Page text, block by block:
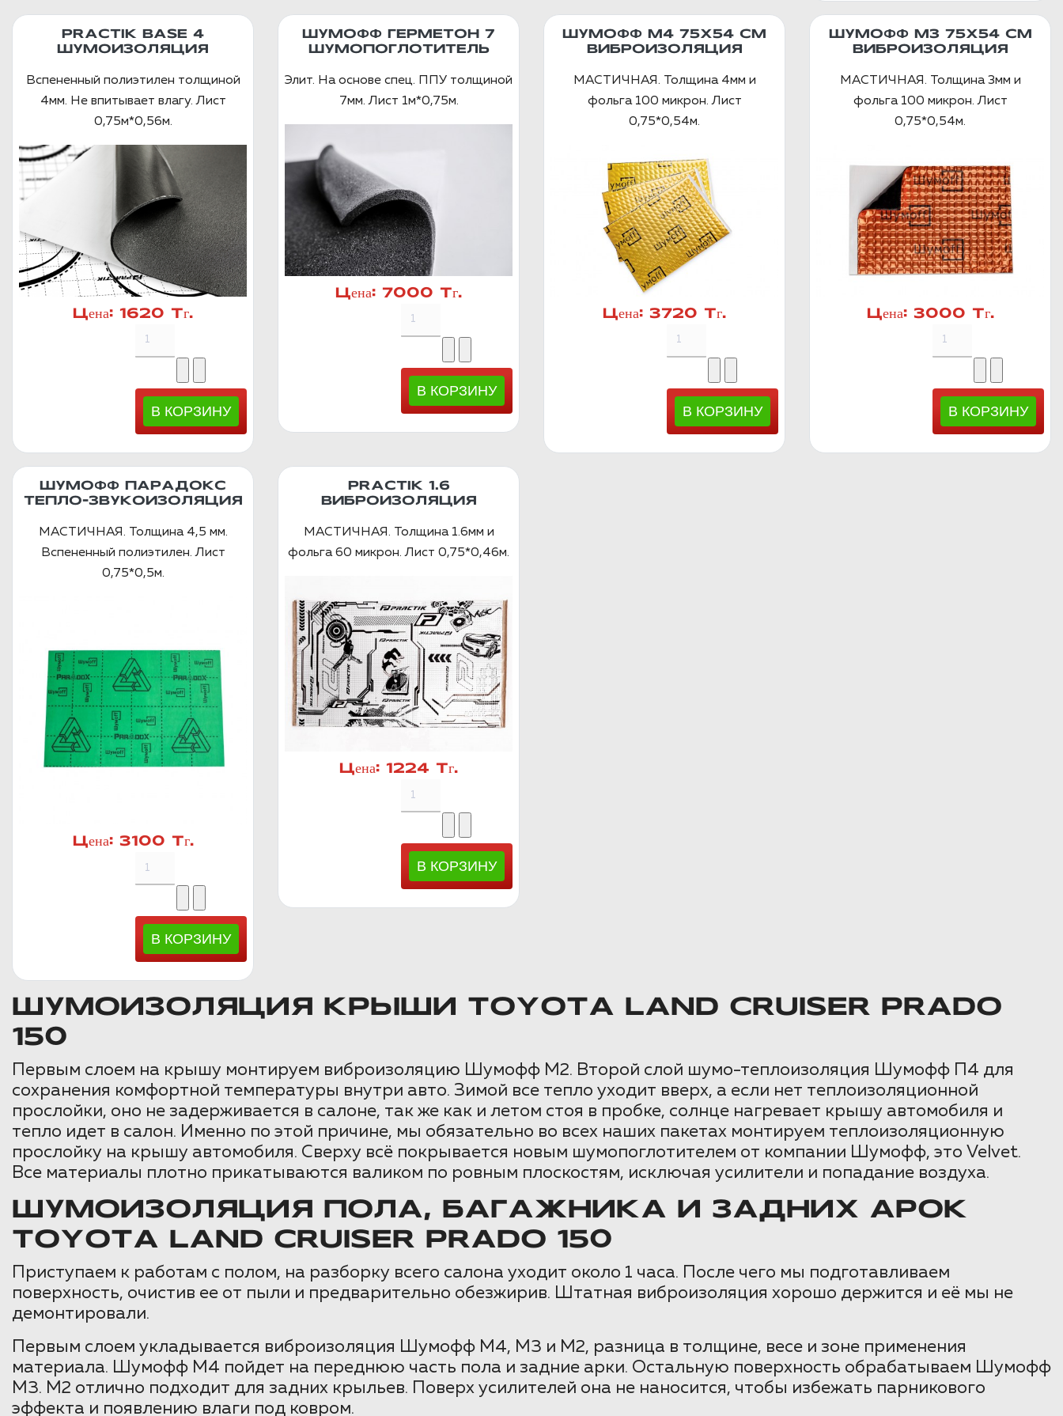
PRACTIK BASE 4
ШУМОИЗОЛЯЦИЯ
Вспененный полиэтилен толщиной
4мм. Не впитывает влагу. Лист
0,75м*0,56м.
Цена: 1620 Тг.
ШУМОФФ ГЕРМЕТОН 7
ШУМОПОГЛОТИТЕЛЬ
Элит. На основе спец. ППУ толщиной
7мм. Лист 1м*0,75м.
Цена: 7000 Тг.
ШУМОФФ М4 75Х54 СМ
ВИБРОИЗОЛЯЦИЯ
МАСТИЧНАЯ. Толщина 4мм и
фольга 100 микрон. Лист
0,75*0,54м.
Цена: 3720 Тг.
ШУМОФФ М3 75Х54 СМ
ВИБРОИЗОЛЯЦИЯ
МАСТИЧНАЯ. Толщина 3мм и
фольга 100 микрон. Лист
0,75*0,54м.
Цена: 3000 Тг.
ШУМОФФ ПАРАДОКС
ТЕПЛО-ЗВУКОИЗОЛЯЦИЯ
МАСТИЧНАЯ. Толщина 4,5 мм.
Вспененный полиэтилен. Лист
0,75*0,5м.
Цена: 3100 Тг.
PRACTIK 1.6
ВИБРОИЗОЛЯЦИЯ
МАСТИЧНАЯ. Толщина 1.6мм и
фольга 60 микрон. Лист 0,75*0,46м.
Цена: 1224 Тг.
ШУМОИЗОЛЯЦИЯ КРЫШИ TOYOTA LAND CRUISER PRADO
150
Первым слоем на крышу монтируем виброизоляцию Шумофф М2. Второй слой шумо-теплоизоляция Шумофф П4 для
сохранения комфортной температуры внутри авто. Зимой все тепло уходит вверх, а если нет теплоизоляционной
прослойки, оно не задерживается в салоне, так же как и летом стоя в пробке, солнце нагревает крышу автомобиля и
тепло идет в салон. Именно по этой причине, мы обязательно во всех наших пакетах монтируем теплоизоляционную
прослойку на крышу автомобиля. Сверху всё покрывается новым шумопоглотителем от компании Шумофф, это Velvet.
Все материалы плотно прикатываются валиком по ровным плоскостям, исключая усилители и попадание воздуха.
ШУМОИЗОЛЯЦИЯ ПОЛА, БАГАЖНИКА И ЗАДНИХ АРОК
TOYOTA LAND CRUISER PRADO 150
Приступаем к работам с полом, на разборку всего салона уходит около 1 часа. После чего мы подготавливаем
поверхность, очистив ее от пыли и предварительно обезжирив. Штатная виброизоляция хорошо держится и её мы не
демонтировали.
Первым слоем укладывается виброизоляция Шумофф М4, М3 и М2, разница в толщине, весе и зоне применения
материала. Шумофф М4 пойдет на переднюю часть пола и задние арки. Остальную поверхность обрабатываем Шумофф
М3. М2 отлично подходит для задних крыльев. Поверх усилителей она не наносится, чтобы избежать парникового
эффекта и появлению влаги под ковром.